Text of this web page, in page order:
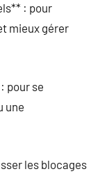
: pour
mieux gérer
pour se
une
les blocages